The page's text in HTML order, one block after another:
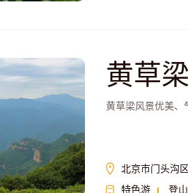
黄草
黄草梁风景优美、
北京市门头沟
特色游
登山